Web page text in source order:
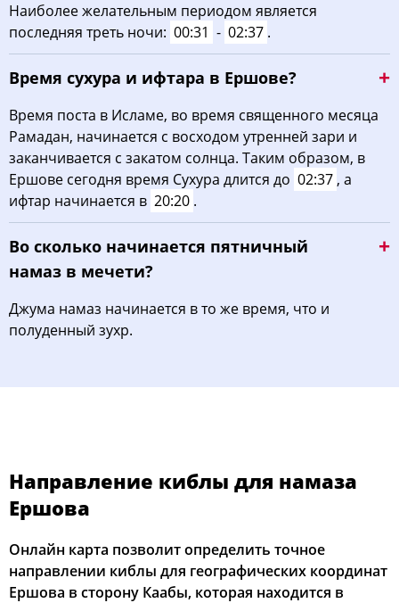
29, Сб 03:23 05:31 12:34 16:20 19:35
30, Вс 03:26 05:33 12:33 16:19 19:32 21:29
03:29 05:35 12:33 16:17
Наиболее желательным периодом является
последняя треть ночи: 00:31 - 02:37 .
Время сухура и ифтара в Ершове?
Время поста в Исламе, во время священного месяца
Рамадан, начинается с восходом утренней зари и
заканчивается с закатом солнца. Таким образом, в
Ершове сегодня время Сухура длится до 02:37 , а
ифтар начинается в 20:20 .
Во сколько начинается пятничный
намаз в мечети?
Джума намаз начинается в то же время, что и
полуденный зухр.
Направление киблы для намаза
Ершова
Онлайн карта позволит определить точное
направлении киблы для географических координат
Ершова в сторону Каабы, которая находится в